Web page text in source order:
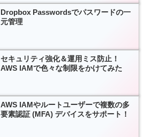
Dropbox Passwordsでパスワードの一
元管理
セキュリティ強化＆運用ミス防止！
AWS IAMで色々な制限をかけてみた
AWS IAMやルートユーザーで複数の多
要素認証 (MFA) デバイスをサポート！